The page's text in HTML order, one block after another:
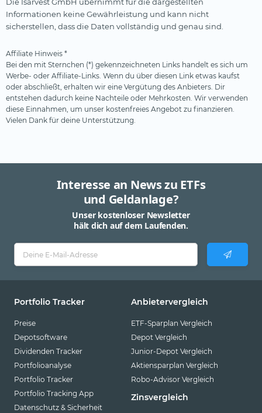
Die Isarvest GmbH übernimmt für die dargestellten
Informationen keine Gewährleistung und kann nicht
sicherstellen, dass die Daten vollständig und genau sind.
Affiliate Hinweis *
Bei den mit Sternchen (*) gekennzeichneten Links handelt es sich um
Werbe- oder Affiliate-Links. Wenn du über diesen Link etwas kaufst
oder abschließt, erhalten wir eine Vergütung des Anbieters. Dir
entstehen dadurch keine Nachteile oder Mehrkosten. Wir verwenden
diese Einnahmen, um unser kostenfreies Angebot zu finanzieren.
Vielen Dank für deine Unterstützung.
Interesse an News zu ETFs
und Geldanlage?
Unser kostenloser Newsletter
hält dich auf dem Laufenden.
Portfolio Tracker
Preise
Depotsoftware
Dividenden Tracker
Portfolioanalyse
Portfolio Tracker
Portfolio Tracking App
Datenschutz & Sicherheit
Anbietervergleich
ETF-Sparplan Vergleich
Depot Vergleich
Junior-Depot Vergleich
Aktiensparplan Vergleich
Robo-Advisor Vergleich
Zinsvergleich